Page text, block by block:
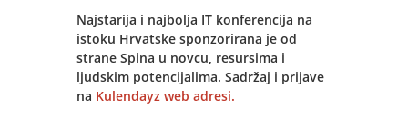
Prema Općim uvjetima pružanja usluge
podrške korisnika i održavanja Jupiter
Software sustava Spin d.o.o. Osijek
obvezao se kontinuirano održavati
aplikaciju i unaprjeđivati ju
Najstarija i najbolja IT konferencija na
istoku Hrvatske sponzorirana je od
strane Spina u novcu, resursima i
ljudskim potencijalima. Sadržaj i prijave
na Kulendayz web adresi.